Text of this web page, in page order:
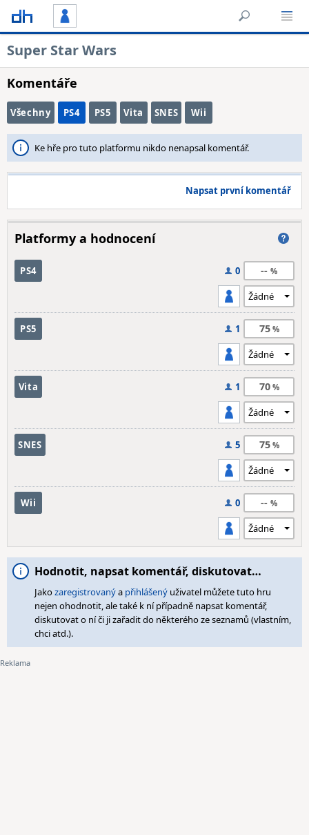
Super Star Wars
Komentáře
Všechny PS4 PS5 Vita SNES Wii
Ke hře pro tuto platformu nikdo nenapsal komentář.
Napsat první komentář
Platformy a hodnocení
PS4 0 --
PS5 1 75
Vita 1 70
SNES 5 75
Wii 0 --
Hodnotit, napsat komentář, diskutovat…
Jakozaregistrovanýa přihlášený uživatel můžete tuto hru
nejen ohodnotit, ale také k ní případně napsat komentář,
diskutovat o ní či ji zařadit do některého ze seznamů (vlastním,
chci atd.).